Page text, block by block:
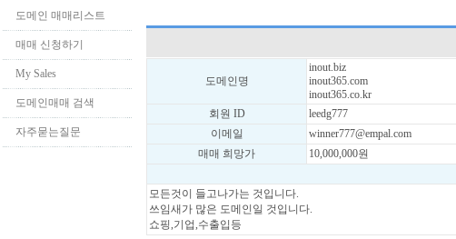
도메인 매매리스트
매매 신청하기
My Sales
도메인매매 검색
자주묻는질문
도메인명
inout.biz
inout365.com
inout365.co.kr
회원 ID leedg777
이메일
winner777@empal.com
매매 희망가
10,000,000원
모든것이 들고나가는 것입니다.
쓰임새가 많은 도메인일 것입니다.
쇼핑,기업,수출입등